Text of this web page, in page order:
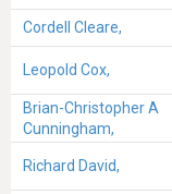
Cordell Cleare,
Leopold Cox,
Brian-Christopher A
Cunningham,
Richard David,